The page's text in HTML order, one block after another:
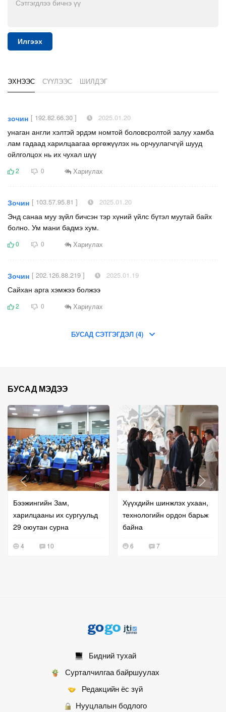
Илгээх
ЭХНЭЭС СҮҮЛЭЭС ШИЛДЭГ
зочин [ 192.82.66.30 ] 2025.01.20
унаган англи хэлтэй эрдэм номтой боловсролтой залуу хамба
лам гадаад харилцаагаа өргөжүүлэх нь орчуулагчгүй шууд
ойлголцох нь их чухал шүү
2 0 Хариулах
Зочин [ 103.57.95.81 ] 2025.01.20
Энд санаа муу зүйл бичсэн тэр хүний үйлс бүтэл муутай байх
болно. Ум мани бадмэ хум.
0 0 Хариулах
Зочин [ 202.126.88.219 ] 2025.01.19
Сайхан арга хэмжээ болжээ
2 0 Хариулах
БУСАД СЭТГЭГДЭЛ (4)
БУСАД МЭДЭЭ
Бээжингийн Зам,
харилцааны их сургуульд
29 оюутан сурна
4 10
Хүүхдийн шинжлэх ухаан,
технологийн ордон барьж
байна
6 7
Бидний тухай
Сурталчилгаа байршуулах
Редакцийн ёс зүй
Нууцлалын бодлого